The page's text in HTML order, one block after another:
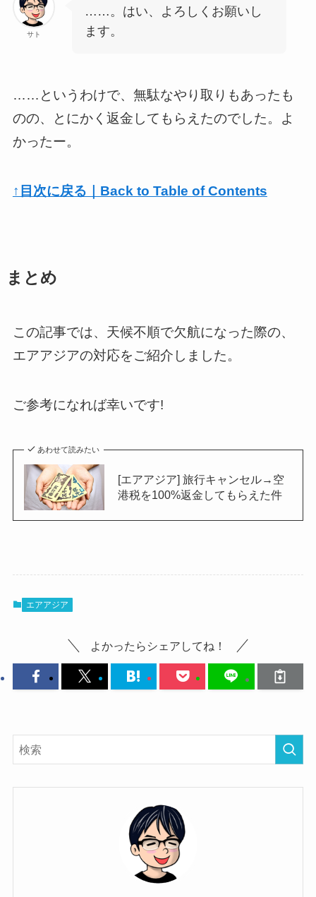
サト
……。はい、よろしくお願いし
ます。
……というわけで、無駄なやり取りもあったも
のの、とにかく返金してもらえたのでした。よ
かったー。
↑目次に戻る｜Back to Table of Contents
まとめ
この記事では、天候不順で欠航になった際の、
エアアジアの対応をご紹介しました。
ご参考になれば幸いです!
あわせて読みたい
[エアアジア] 旅行キャンセル→空
港税を100%返金してもらえた件
エアアジア
よかったらシェアしてね！